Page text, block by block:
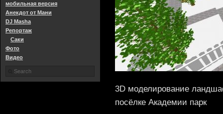
мобильная версия
Анекдот от Мани
DJ Masha
Репортаж
Саки
Фото
Видео
3D моделирование
посёлке Академии парк